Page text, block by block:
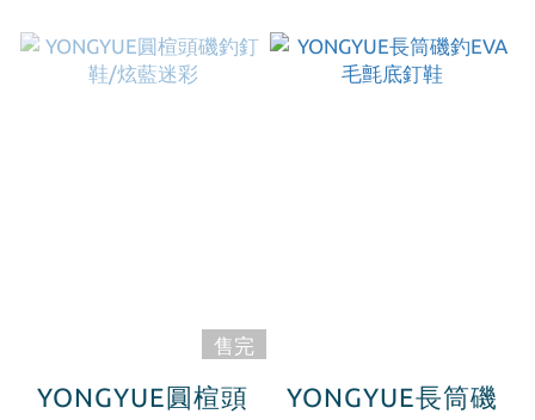
售完
YONGYUE圓楦頭
YONGYUE長筒磯